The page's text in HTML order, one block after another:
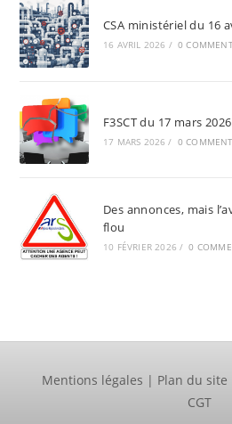
CSA ministériel du 16
16 AVRIL 2026 / 0
F3SCT du 17 mars 2026
17 MARS 2026 / 0
Des annonces, mais
flou
10 FÉVRIER 2026 / 0
Mentions légales | Plan du site
CGT